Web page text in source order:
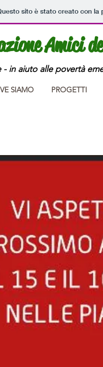
sito è stato creato con
Amici
- in aiuto alle povertà
SIAMO PROGETTI